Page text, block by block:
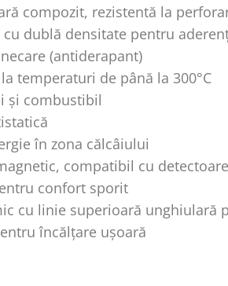
compozit, rezistentă la
cu dublă densitate pentru
(antiderapant)
temperaturi de până la 300°C
și combustibil
în zona călcâiului
compatibil cu
confort sporit
cu linie superioară unghiulară
încălțare ușoară